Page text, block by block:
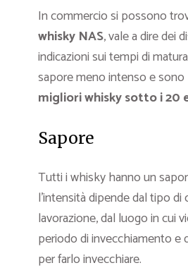
In commercio si possono
whisky NAS, vale a dire dei
indicazioni sui tempi di
sapore meno intenso e
migliori whisky sotto i 20
Sapore
Tutti i whisky hanno un
l’intensità dipende dal tipo di
lavorazione, dal luogo in cui
periodo di invecchiamento e
per farlo invecchiare.